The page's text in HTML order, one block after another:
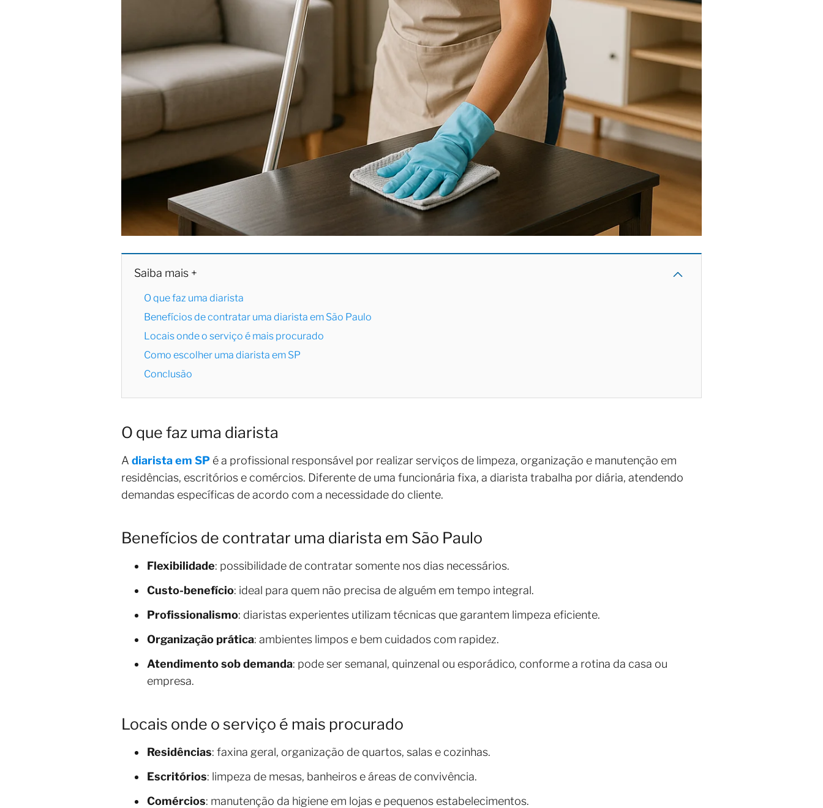
Saiba mais +
O que faz uma diarista
Benefícios de contratar uma diarista em São Paulo
Locais onde o serviço é mais procurado
Como escolher uma diarista em SP
Conclusão
O que faz uma diarista
A diarista em SP é a profissional responsável por realizar serviços de limpeza, organização e manutenção em
residências, escritórios e comércios. Diferente de uma funcionária fixa, a diarista trabalha por diária, atendendo
demandas específicas de acordo com a necessidade do cliente.
Benefícios de contratar uma diarista em São Paulo
Flexibilidade: possibilidade de contratar somente nos dias necessários.
Custo-benefício: ideal para quem não precisa de alguém em tempo integral.
Profissionalismo: diaristas experientes utilizam técnicas que garantem limpeza eficiente.
Organização prática: ambientes limpos e bem cuidados com rapidez.
Atendimento sob demanda: pode ser semanal, quinzenal ou esporádico, conforme a rotina da casa ou
empresa.
Locais onde o serviço é mais procurado
Residências: faxina geral, organização de quartos, salas e cozinhas.
Escritórios: limpeza de mesas, banheiros e áreas de convivência.
Comércios: manutenção da higiene em lojas e pequenos estabelecimentos.